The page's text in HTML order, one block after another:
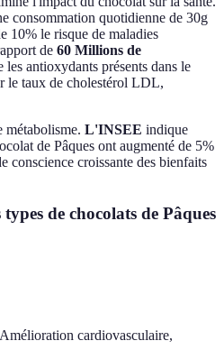
consommation quotidienne de 30g
10% le risque de maladies
de 60 Millions de
les antioxydants présents dans le
le taux de cholestérol LDL,
métabolisme. L'INSEE indique
de Pâques ont augmenté de 5%
conscience croissante des bienfaits
de chocolats de Pâques
cardiovasculaire,